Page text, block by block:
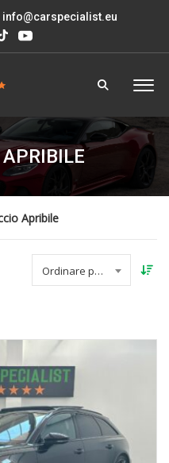
info@carspecialist.eu
Apribile
Ordinare per data